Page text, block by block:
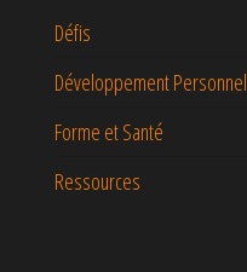
Défis
Développement Personnel
Forme et Santé
Ressources